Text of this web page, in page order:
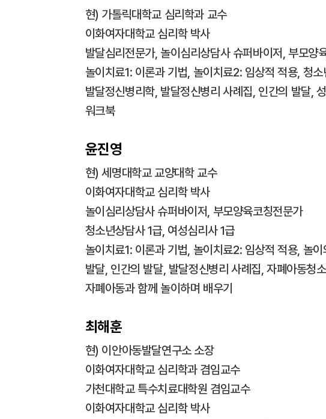
현) 가톨릭대학교 심리학과 교수
이화여자대학교 심리학 박사
발달심리전문가, 놀이심리상담사 슈퍼바이저, 부모양
놀이치료1: 이론과 기법, 놀이치료2: 임상적 적용, 청
발달정신병리학, 발달정신병리 사례집, 인간의 발달,
워크북
윤진영
현) 세명대학교 교양대학 교수
이화여자대학교 심리학 박사
놀이심리상담사 슈퍼바이저, 부모양육코칭전문가
청소년상담사 1급, 여성심리사 1급
놀이치료1: 이론과 기법, 놀이치료2: 임상적 적용, 놀
발달, 인간의 발달, 발달정신병리 사례집, 자폐아동청
자폐아동과 함께 놀이하며 배우기
최해훈
현) 이안아동발달연구소 소장
이화여자대학교 심리학과 겸임교수
가천대학교 특수치료대학원 겸임교수
이화여자대학교 심리학 박사